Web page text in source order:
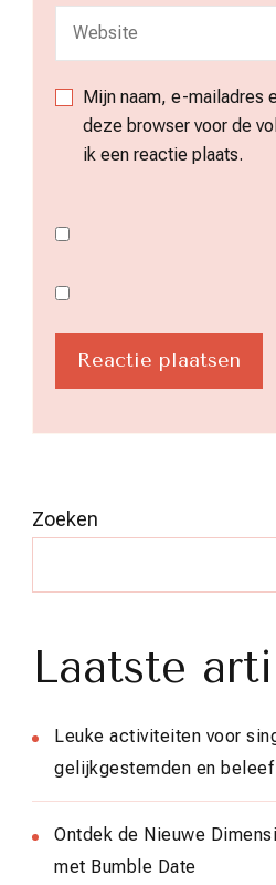
Mijn naam, e-mailadres
deze browser voor de
ik een reactie plaats.
Zoeken
Laatste
Leuke activiteiten voor
gelijkgestemden en
Ontdek de Nieuwe
met Bumble Date